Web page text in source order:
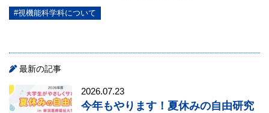
#視機能科学科について
最新の記事
2026.07.23
今年もやります！夏休みの自由研究